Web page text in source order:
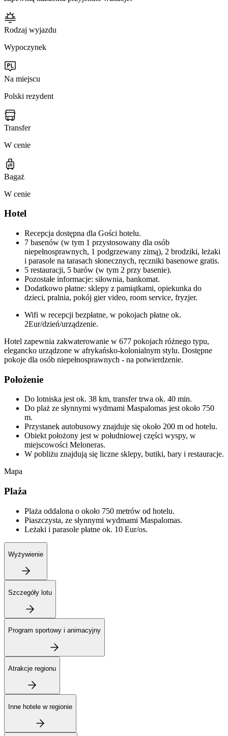
Rodzaj wyjazdu
Wypoczynek
Na miejscu
Polski rezydent
Transfer
W cenie
Bagaż
W cenie
Hotel
Recepcja dostępna dla Gości hotelu.
7 basenów (w tym 1 przystosowany dla osób
niepełnosprawnych, 1 podgrzewany zimą), 2 brodziki, leżaki
i parasole na tarasach słonecznych, ręczniki basenowe gratis.
5 restauracji, 5 barów (w tym 2 przy basenie).
Pozostałe informacje: siłownia, bankomat.
Dodatkowo płatne: sklepy z pamiątkami, opiekunka do
dzieci, pralnia, pokój gier video, room service, fryzjer.
Wifi w recepcji bezpłatne, w pokojach płatne ok.
2Eur/dzień/urządzenie.
Hotel zapewnia zakwaterowanie w 677 pokojach różnego typu,
elegancko urządzone w afrykańsko-kolonialnym stylu. Dostępne
pokoje dla osób niepełnosprawnych - na potwierdzenie.
Położenie
Do lotniska jest ok. 38 km, transfer trwa ok. 40 min.
Do plaż ze słynnymi wydmami Maspalomas jest około 750
m.
Przystanek autobusowy znajduje się około 200 m od hotelu.
Obiekt położony jest w południowej części wyspy, w
miejscowości Meloneras.
W pobliżu znajdują się liczne sklepy, butiki, bary i restauracje.
Mapa
Plaża
Plaża oddalona o około 750 metrów od hotelu.
Piaszczysta, ze słynnymi wydmami Maspalomas.
Leżaki i parasole płatne ok. 10 Eur/os.
Wyżywienie
Szczegóły lotu
Program sportowy i animacyjny
Atrakcje regionu
Inne hotele w regionie